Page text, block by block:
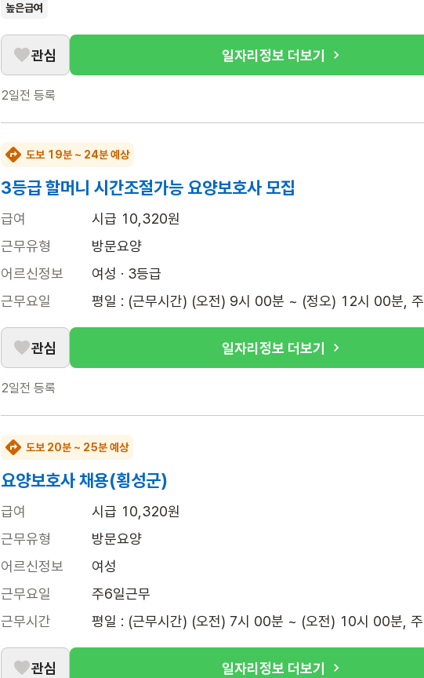
높은급여
관심 일자리정보 더보기
2일전 등록
도보 19분 ~ 24분 예상
3등급 할머니 시간조절가능 요양보호사 모집
급여
시급 10,320원
근무유형
방문요양
어르신정보
여성 · 3등급
근무요일
평일 : (근무시간) (오전) 9시 00분 ~ (정오) 12시 00분,
관심 일자리정보 더보기
2일전 등록
도보 20분 ~ 25분 예상
요양보호사 채용(횡성군)
급여
시급 10,320원
근무유형
방문요양
어르신정보
여성
근무요일
주6일근무
근무시간
평일 : (근무시간) (오전) 7시 00분 ~ (오전) 10시 00분,
관심 일자리정보 더보기